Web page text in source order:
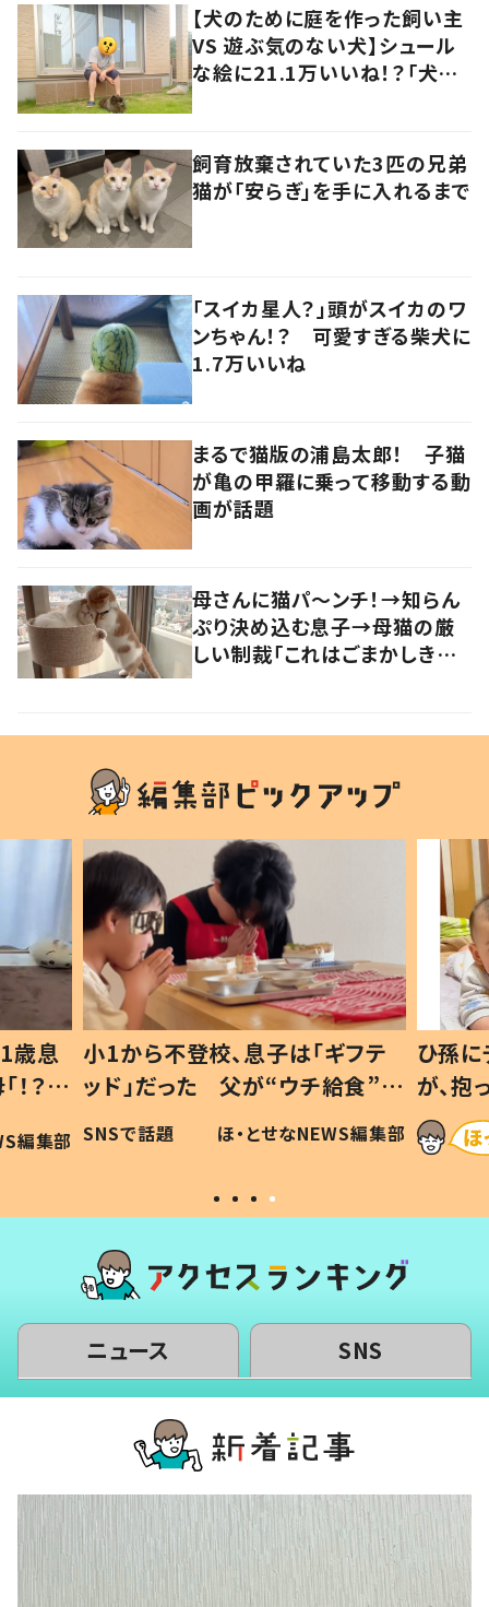
【犬のために庭を作った飼い主
VS 遊ぶ気のない犬】シュール
な絵に21.1万いいね！？「犬の
飼育放棄されていた3匹の兄弟
猫が「安らぎ」を手に入れるまで
「スイカ星人？」頭がスイカのワ
ンちゃん！？ 可愛すぎる柴犬に
1.7万いいね
まるで猫版の浦島太郎！ 子猫
が亀の甲羅に乗って移動する動
画が話題
母さんに猫パ～ンチ！→知らん
ぷり決め込む息子→母猫の厳
しい制裁「これはごまかしきれ
歳息
？」
編集部
小1から不登校、息子は「ギフテ
ッド」だった 父が“ウチ給食”を
作り続ける理由とは #令和の親
#令和の子
SNSで話題 ほ・とせなNEWS編集部
ひ孫
が、
「涙が
い」
ニュース SNS